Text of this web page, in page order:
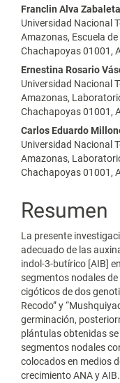
Contenido
principal
del
artículo
Franclin Alva Zabaleta
Universidad Nacional
Amazonas, Escuela
Chachapoyas 01001,
Ernestina Rosario
Universidad Nacional
Amazonas,
Chachapoyas 01001,
Carlos Eduardo
Universidad Nacional
Amazonas,
Chachapoyas 01001,
Resumen
La presente
adecuado de las
indol-3-butírico [AIB]
segmentos nodales
cigóticos de dos
Recodo” y
germinación,
plántulas obtenidas
segmentos nodales
colocados en medios
crecimiento ANA y